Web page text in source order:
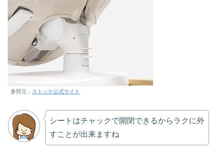
参照元： ストッケ公式サイト
シートはチャックで開閉できるからラクに外
すことが出来ますね